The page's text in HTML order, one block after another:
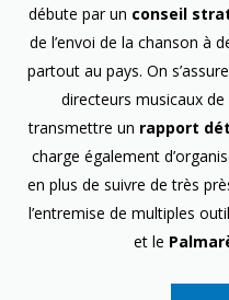
débute par un conseil
de l’envoi de la chanson à
partout au pays. On
directeurs musicaux
transmettre un rapport
charge également
en plus de suivre de très
l’entremise de multiples
et le